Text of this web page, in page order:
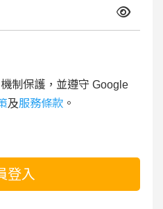
制保護，並遵守 Google
及服務條款 。
登入